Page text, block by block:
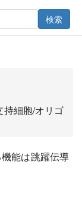
検索
持細胞/オリゴ
能は跳躍伝導